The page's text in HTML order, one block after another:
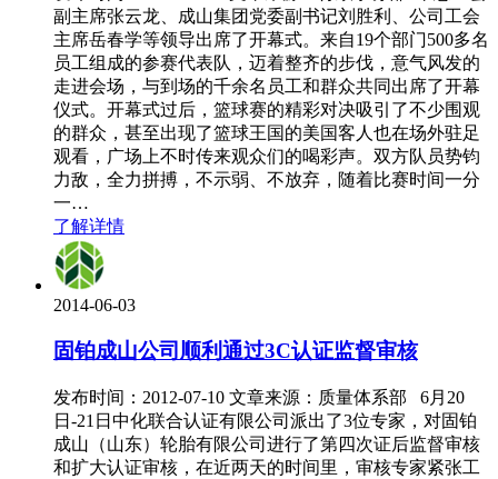
副主席张云龙、成山集团党委副书记刘胜利、公司工会
主席岳春学等领导出席了开幕式。来自19个部门500多名
员工组成的参赛代表队，迈着整齐的步伐，意气风发的
走进会场，与到场的千余名员工和群众共同出席了开幕
仪式。开幕式过后，篮球赛的精彩对决吸引了不少围观
的群众，甚至出现了篮球王国的美国客人也在场外驻足
观看，广场上不时传来观众们的喝彩声。双方队员势钧
力敌，全力拼搏，不示弱、不放弃，随着比赛时间一分
一…
了解详情
2014-06-03
固铂成山公司顺利通过3C认证监督审核
发布时间：2012-07-10 文章来源：质量体系部 6月20
日-21日中化联合认证有限公司派出了3位专家，对固铂
成山（山东）轮胎有限公司进行了第四次证后监督审核
和扩大认证审核，在近两天的时间里，审核专家紧张工